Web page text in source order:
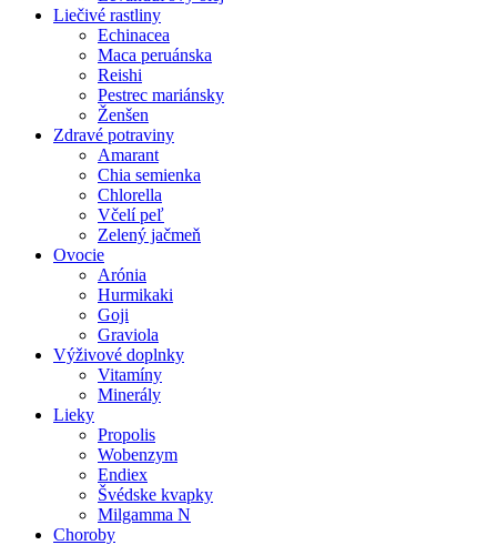
Liečivé rastliny
Echinacea
Maca peruánska
Reishi
Pestrec mariánsky
Ženšen
Zdravé potraviny
Amarant
Chia semienka
Chlorella
Včelí peľ
Zelený jačmeň
Ovocie
Arónia
Hurmikaki
Goji
Graviola
Výživové doplnky
Vitamíny
Minerály
Lieky
Propolis
Wobenzym
Endiex
Švédske kvapky
Milgamma N
Choroby